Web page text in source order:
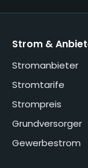
Strom &
Stromanbieter
Stromtarife
Strompreis
Grundversorger
Gewerbestrom